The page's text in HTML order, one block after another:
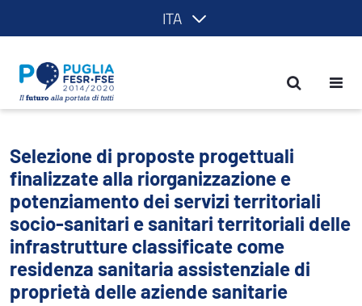
ITA
Selezione di proposte progettuali
Selezione di proposte progettuali
finalizzate alla riorganizzazione e
potenziamento dei servizi territoriali
socio-sanitari e sanitari territoriali delle
infrastrutture classificate come
residenza sanitaria assistenziale di
proprietà delle aziende sanitarie